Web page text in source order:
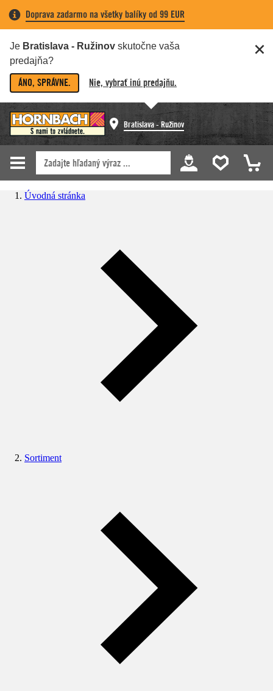
Doprava zadarmo na všetky balíky od 99 EUR
Je Bratislava - Ružinov skutočne vaša
predajňa?
ÁNO, SPRÁVNE. Nie, vybrať inú predajňu.
Bratislava - Ružinov
Úvodná stránka
Sortiment